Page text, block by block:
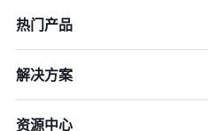
热门产品
解决方案
资源中心